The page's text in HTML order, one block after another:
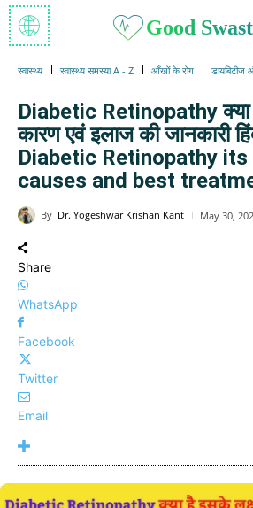
Good
स्वास्थ्य स्वास्थ्य समस्या A - Z आँखों के रोग
डायबिटीज
Diabetic Retinopathy
कारण एवं इलाज की जानकारी
Diabetic Retinopathy
causes and best
By Dr. Yogeshwar Krishan Kant May 30,
Share
WhatsApp
Facebook
Twitter
Email